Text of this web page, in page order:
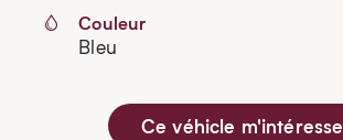
Couleur
Bleu
Ce véhicle m'intéresse